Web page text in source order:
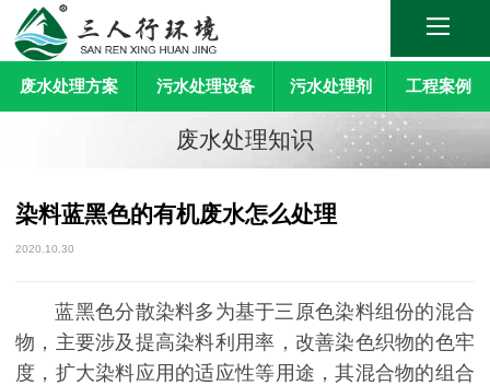
废水处理方案 污水处理设备 污水处理剂 工程案例
废水处理知识
染料蓝黑色的有机废水怎么处理
2020.10.30
蓝黑色分散染料多为基于三原色染料组份的混合
物，主要涉及提高染料利用率，改善染色织物的色牢
度，扩大染料应用的适应性等用途，其混合物的组合